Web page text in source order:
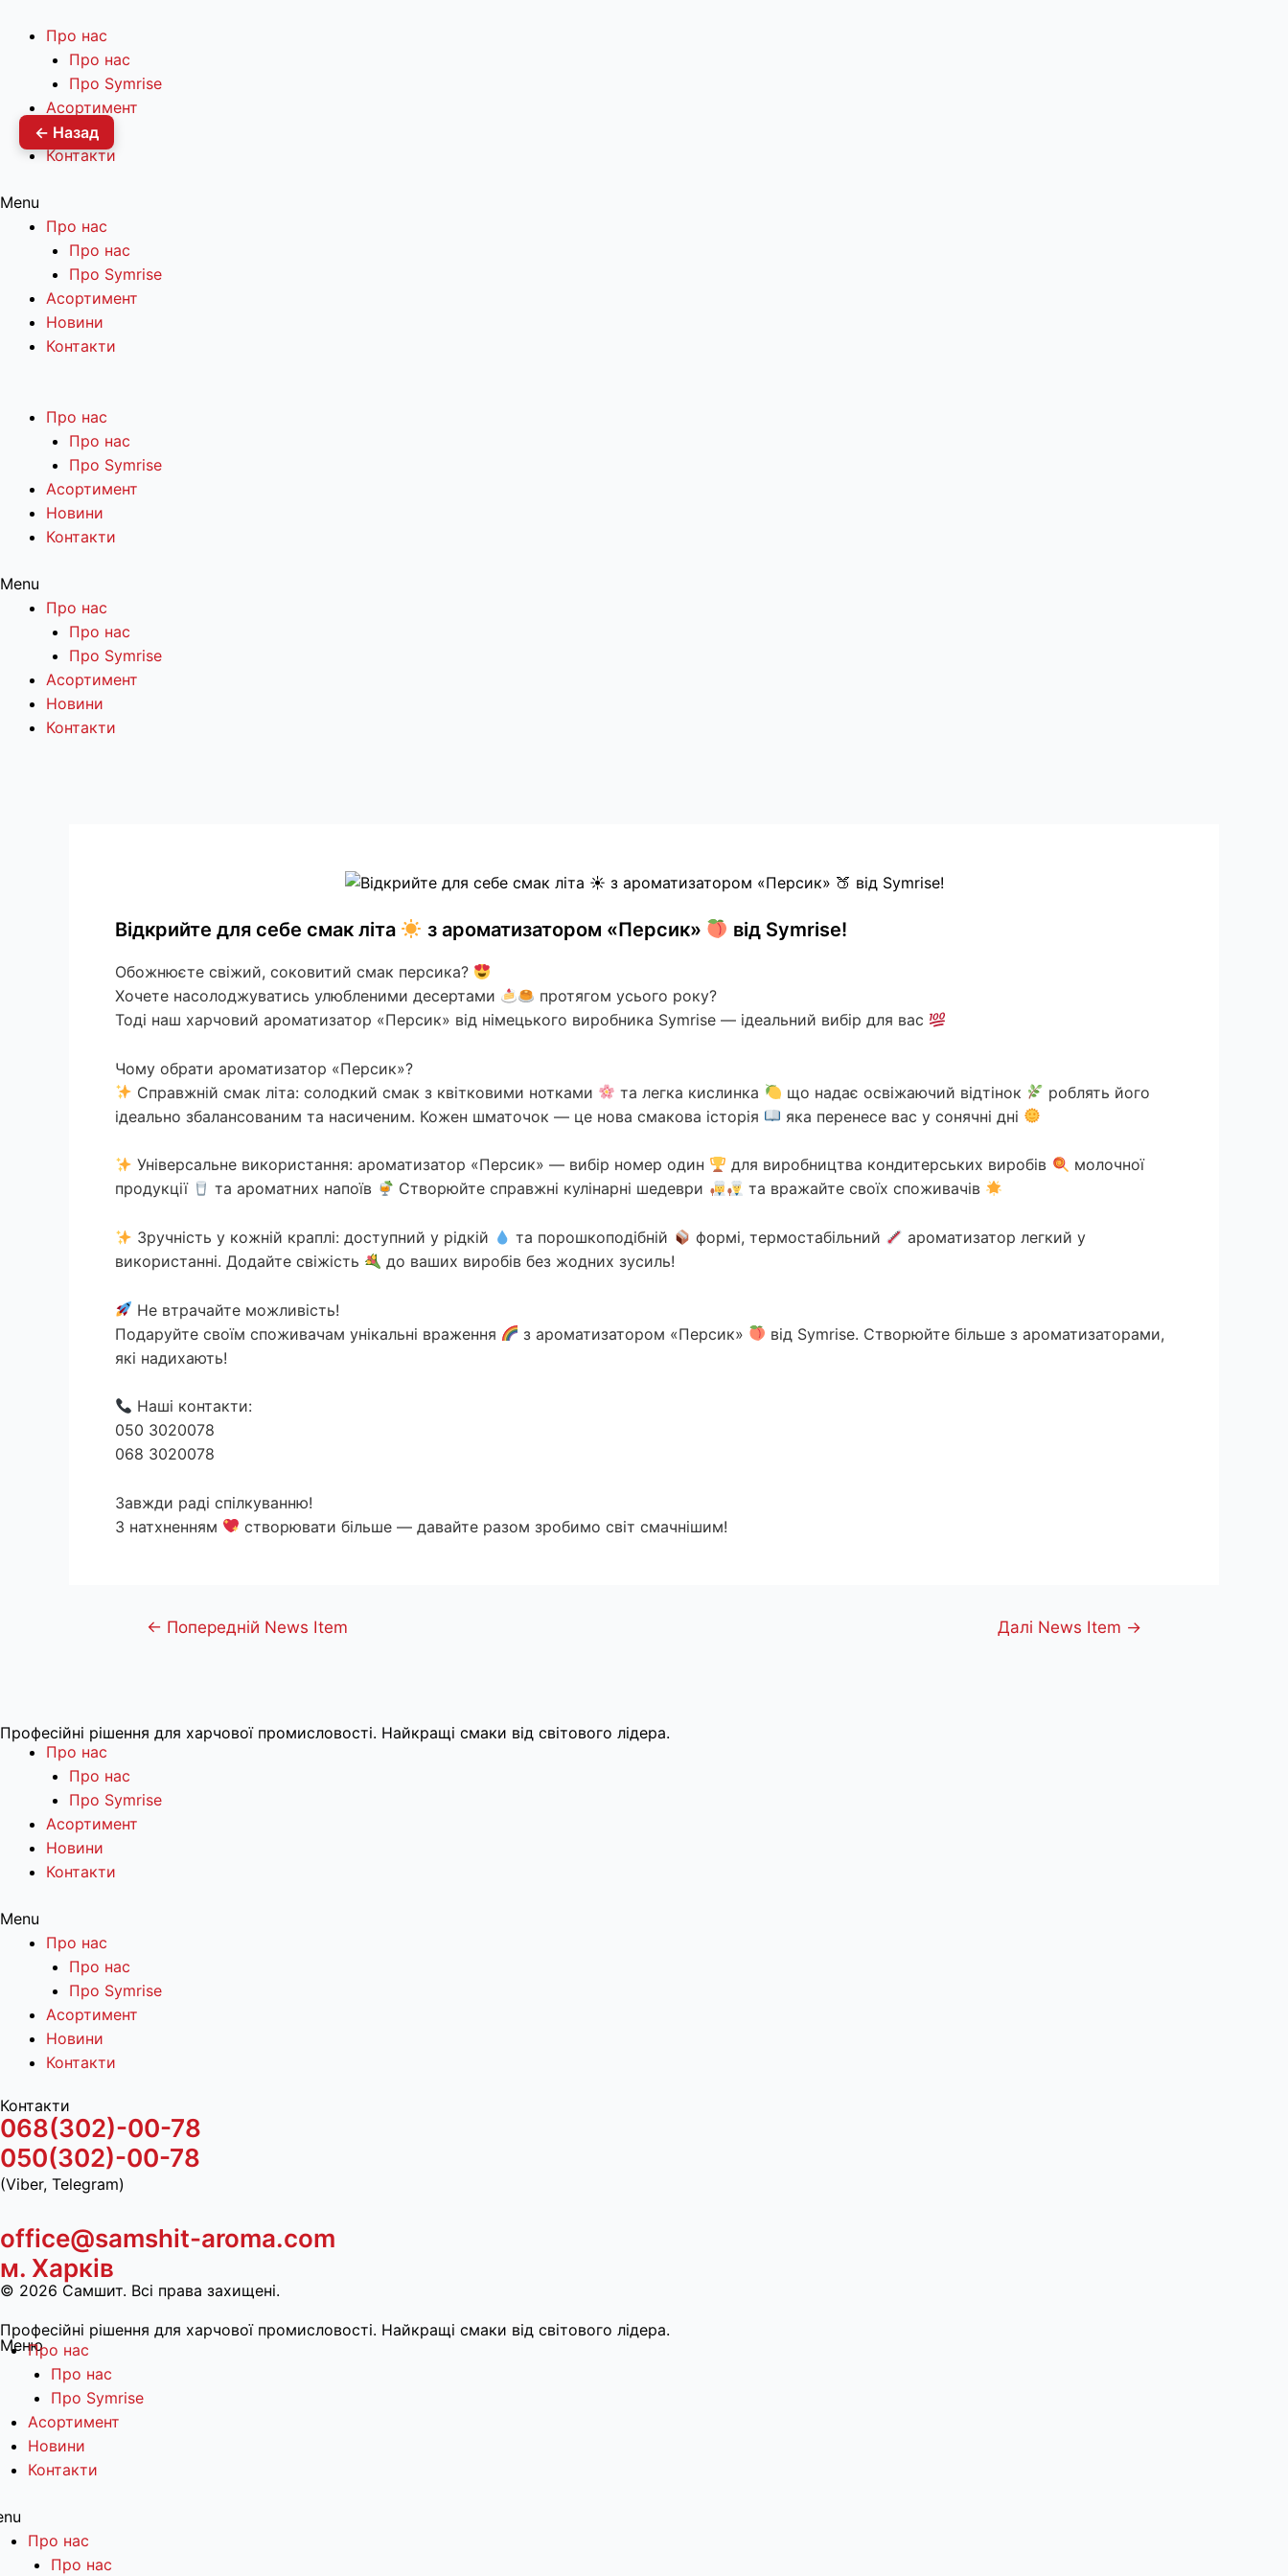
Про нас
Про нас
Про Symrise
Асортимент
Новини
Контакти
Menu
Про нас
Про нас
Про Symrise
Асортимент
Новини
Контакти
Про нас
Про нас
Про Symrise
Асортимент
Новини
Контакти
Menu
Про нас
Про нас
Про Symrise
Асортимент
Новини
Контакти
Відкрийте для себе смак літа з ароматизатором «Персик» від Symrise!
Обожнюєте свіжий, соковитий смак персика?
Хочете насолоджуватись улюбленими десертами
протягом усього року?
Тоді наш харчовий ароматизатор «Персик» від німецького виробника Symrise — ідеальний вибір для вас
Чому обрати ароматизатор «Персик»?
Справжній смак літа: солодкий смак з квітковими нотками
та легка кислинка що надає освіжаючий відтінок
роблять його
ідеально збалансованим та насиченим. Кожен шматочок — це нова смакова історія
яка перенесе вас у сонячні дні
Універсальне використання: ароматизатор «Персик» — вибір номер один для виробництва кондитерських виробів
молочної
продукції
та ароматних напоїв Створюйте справжні кулінарні шедеври та вражайте своїх споживачів
Зручність у кожній краплі: доступний у рідкій та порошкоподібній формі, термостабільний
ароматизатор легкий у
використанні. Додайте свіжість
до ваших виробів без жодних зусиль!
Не втрачайте можливість!
Подаруйте своїм споживачам унікальні враження
з ароматизатором «Персик»
від Symrise. Створюйте більше з ароматизаторами,
які надихають!
Наші контакти:
050 3020078
068 3020078
Завжди раді спілкуванню!
З натхненням
створювати більше — давайте разом зробимо світ смачнішим!
Навігація
← Попередній News Item Далі News Item →
Професійні рішення для харчової промисловості. Найкращі смаки від світового лідера.
Про нас
Про нас
Про Symrise
Асортимент
Новини
Контакти
Menu
Про нас
Про нас
Про Symrise
Асортимент
Новини
Контакти
Контакти
068(302)-00-78
050(302)-00-78
(Viber, Telegram)
office@samshit-aroma.com
м. Харків
© 2026 Самшит. Всі права захищені.
Професійні рішення для харчової промисловості. Найкращі смаки від світового лідера.
МенюПро нас
Про нас
Про Symrise
Асортимент
Новини
Контакти
Про нас
Про нас
← Назад